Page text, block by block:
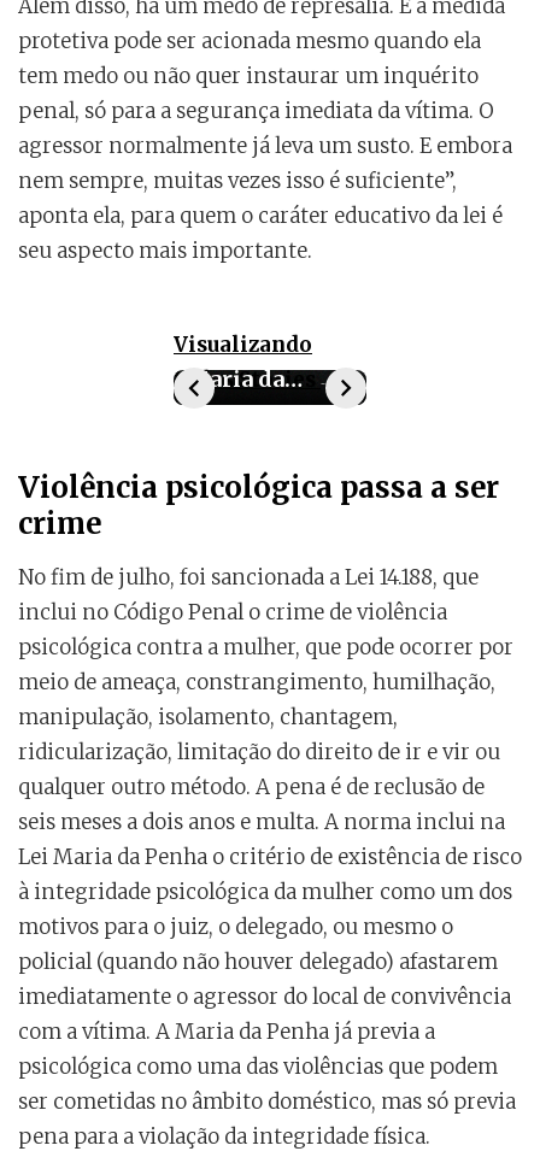
Além disso, há um medo de represália. E a medida
protetiva pode ser acionada mesmo quando ela
tem medo ou não quer instaurar um inquérito
penal, só para a segurança imediata da vítima. O
agressor normalmente já leva um susto. E embora
nem sempre, muitas vezes isso é suficiente”,
aponta ela, para quem o caráter educativo da lei é
seu aspecto mais importante.
15 anos da Lei
Maria da
Penha
Visualizando
todos Stories
Violência psicológica passa a ser
crime
No fim de julho, foi sancionada a Lei 14.188, que
inclui no Código Penal o crime de violência
psicológica contra a mulher, que pode ocorrer por
meio de ameaça, constrangimento, humilhação,
manipulação, isolamento, chantagem,
ridicularização, limitação do direito de ir e vir ou
qualquer outro método. A pena é de reclusão de
seis meses a dois anos e multa. A norma inclui na
Lei Maria da Penha o critério de existência de risco
à integridade psicológica da mulher como um dos
motivos para o juiz, o delegado, ou mesmo o
policial (quando não houver delegado) afastarem
imediatamente o agressor do local de convivência
com a vítima. A Maria da Penha já previa a
psicológica como uma das violências que podem
ser cometidas no âmbito doméstico, mas só previa
pena para a violação da integridade física.